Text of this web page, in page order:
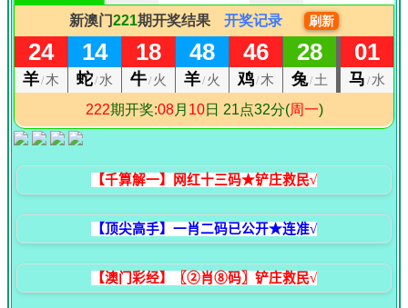
【千算解一】网红十三码★铲庄救民√
【顶尖高手】一肖二码已公开★连准√
【澳门彩经】〖②肖⑧码〗铲庄救民√